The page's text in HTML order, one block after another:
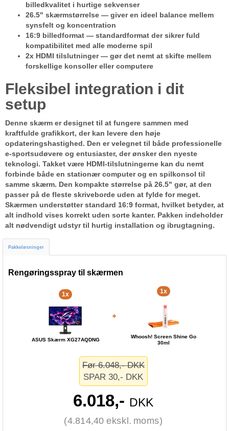
billedkvalitet i hurtige sekvenser
26.5" skærmstørrelse — giver en ideel balance mellem
synsfelt og koncentration
16:9 billedformat — standardformat der sikrer fuld
kompatibilitet med alle moderne spil
2x HDMI tilslutninger— gør det nemt at skifte mellem
forskellige konsoller eller computere
Fleksibel integration i dit
setup
Denne skærm er designet til at fungere sammen med
kraftfulde grafikkort, der kan levere den høje
opdateringshastighed. Den er velegnet til både professionelle
e-sportsudøvere og entusiaster, der ønsker den nyeste
teknologi. Takket være HDMI-tilslutningerne kan du nemt
forbinde både en stationær computer og en spilkonsol til
samme skærm. Den kompakte størrelse på 26.5" gør, at den
passer på de fleste skriveborde uden at fylde for meget.
Skærmen understøtter standard 16:9 format, hvilket betyder, at
alt indhold vises korrekt uden sorte kanter. Pakken indeholder
alt nødvendigt udstyr til hurtig installation og ibrugtagning.
Pakkeløsninger
Rengøringsspray til skærmen
1x
ASUS Skærm XG27AQDNG
1x
Whoosh! Screen Shine Go
30ml
Før 6.048,- DKK
SPAR 30,- DKK
6.018,- DKK
(4.814,40 ekskl. moms)